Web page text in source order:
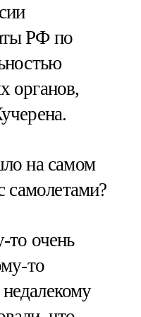
РФ по
органов,
на самом
самолетами?
то очень
то